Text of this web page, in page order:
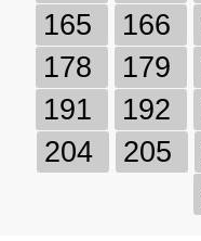
165
166
178
179
191
192
204
205